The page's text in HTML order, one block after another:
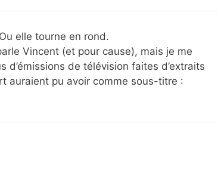
elle tourne en rond.
Vincent (et pour cause), mais je me
d’émissions de télévision faites d’extraits
auraient pu avoir comme sous-titre :